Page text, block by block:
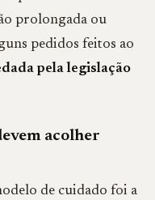
prolongada ou
pedidos feitos ao
pela legislação
acolher
de cuidado foi a